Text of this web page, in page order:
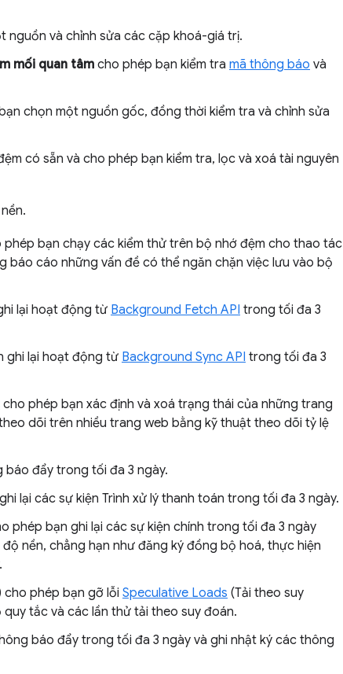
nguồn và chỉnh sửa các cặp khoá-giá trị.
mối quan tâm cho phép bạn kiểm tra mã thông báo và
chọn một nguồn gốc, đồng thời kiểm tra và chỉnh sửa
có sẵn và cho phép bạn kiểm tra, lọc và xoá tài nguyên
phép bạn chạy các kiểm thử trên bộ nhớ đệm cho thao tác
báo cáo những vấn đề có thể ngăn chặn việc lưu vào bộ
lại hoạt động từ Background Fetch API trong tối đa 3
ghi lại hoạt động từ Background Sync API trong tối đa 3
cho phép bạn xác định và xoá trạng thái của những trang
dõi trên nhiều trang web bằng kỹ thuật theo dõi tỷ lệ
đẩy trong tối đa 3 ngày.
lại các sự kiện Trình xử lý thanh toán trong tối đa 3 ngày.
phép bạn ghi lại các sự kiện chính trong tối đa 3 ngày
nền, chẳng hạn như đăng ký đồng bộ hoá, thực hiện
phép bạn gỡ lỗi Speculative Loads (Tải theo suy
tắc và các lần thử tải theo suy đoán.
báo đẩy trong tối đa 3 ngày và ghi nhật ký các thông